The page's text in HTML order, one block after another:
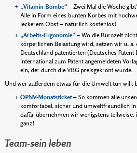
„Vitamin-Bombe“– Zwei Mal die Woche
Alle in Form eines bunten Korbes mit
leckerem Obst – natürlich kostenlos!
„Arbeits-Ergonomie“– Wo die Bürozeit
körperlichen Belastung wird, setzen wir u.
Deutschland patentierten (Deutsches Patent
international zum Patent angemeldeten
ein, der durch die VBG preisgekrönt wurde.
Und wer außerdem etwas für die Umwelt tun will,
ÖPNV-Monatsticket– So kommen alle
komfortabel, sicher und umweltfreundlich in
dafür übernehmen wir wenigstens teilweise,
ganz!
Team-sein leben